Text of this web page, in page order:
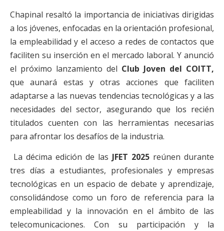
Chapinal resaltó la importancia de iniciativas dirigidas
a los jóvenes, enfocadas en la orientación profesional,
la empleabilidad y el acceso a redes de contactos que
faciliten su inserción en el mercado laboral. Y anunció
el próximo lanzamiento del Club Joven del COITT,
que aunará estas y otras acciones que faciliten
adaptarse a las nuevas tendencias tecnológicas y a las
necesidades del sector, asegurando que los recién
titulados cuenten con las herramientas necesarias
para afrontar los desafíos de la industria.
La décima edición de las JFET 2025 reúnen durante
tres días a estudiantes, profesionales y empresas
tecnológicas en un espacio de debate y aprendizaje,
consolidándose como un foro de referencia para la
empleabilidad y la innovación en el ámbito de las
telecomunicaciones. Con su participación y la